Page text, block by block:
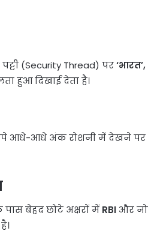
(Security Thread) पर
हुआ दिखाई देता है।
आधे-आधे अंक रोशनी में देखने पर
पास बेहद छोटे अक्षरों में RBIऔर